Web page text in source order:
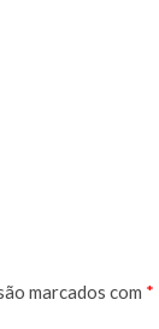
marcados com *